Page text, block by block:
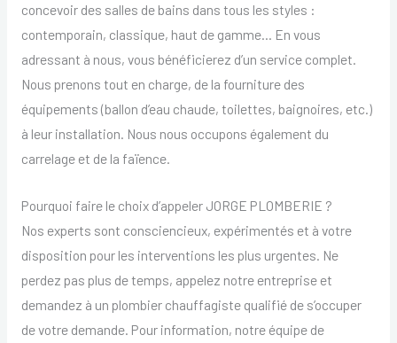
concevoir des salles de bains dans tous les styles :
contemporain, classique, haut de gamme… En vous
adressant à nous, vous bénéficierez d’un service complet.
Nous prenons tout en charge, de la fourniture des
équipements (ballon d’eau chaude, toilettes, baignoires, etc.)
à leur installation. Nous nous occupons également du
carrelage et de la faïence.
Pourquoi faire le choix d’appeler JORGE PLOMBERIE ?
Nos experts sont consciencieux, expérimentés et à votre
disposition pour les interventions les plus urgentes. Ne
perdez pas plus de temps, appelez notre entreprise et
demandez à un plombier chauffagiste qualifié de s’occuper
de votre demande. Pour information, notre équipe de